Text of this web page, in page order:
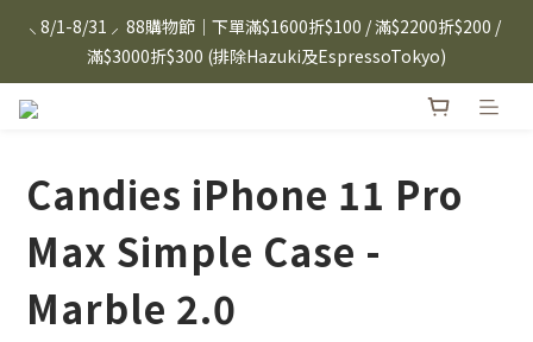
⸜ 8/1-8/31 ⸝  88購物節｜下單滿$1600折$100 / 滿$2200折$200 /
滿$3000折$300 (排除Hazuki及EspressoTokyo)
滿$3000折$300 (排除Hazuki及EspressoTokyo)
日本Hazuki眼鏡式放大鏡｜單入$3288 贈品牌保溫杯 (贈完為止)
🤍 iPhone 16 手機殼熱銷中🔥
⸜ 8/1-8/31 ⸝  88購物節｜下單滿$1600折$100 / 滿$2200折$200 /
滿$3000折$300 (排除Hazuki及EspressoTokyo)
Candies iPhone 11 Pro
Max Simple Case -
Marble 2.0